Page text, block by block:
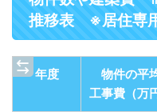
推移表 ※居住専
年度
物件の平
工事費（万